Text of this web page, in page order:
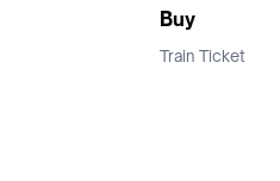
Buy
Train Ticket